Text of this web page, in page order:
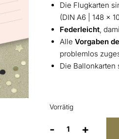
Die Flugkarten
(DIN A6 | 148 x
Federleicht,
AlleVorgaben
problemlos
Die Ballonkarten
Vorrätig
-
Ballonflugkarten
+